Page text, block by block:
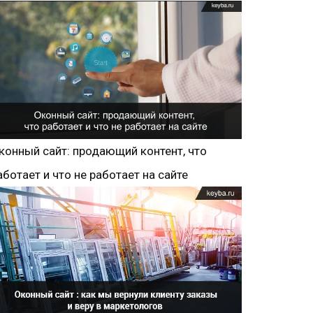
сайт: продающий контент, что
и что не работает на сайте